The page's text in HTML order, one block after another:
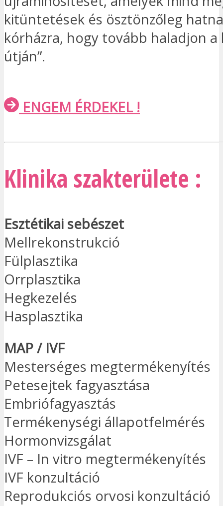
kitüntetések és ösztönzőleg
kórházra, hogy tovább haladjon a
útján”.
ENGEM ÉRDEKEL !
Klinika szakterülete :
Esztétikai sebészet
Mellrekonstrukció
Fülplasztika
Orrplasztika
Hegkezelés
Hasplasztika
MAP / IVF
Mesterséges megtermékenyítés
Petesejtek fagyasztása
Embriófagyasztás
Termékenységi állapotfelmérés
Hormonvizsgálat
IVF – In vitro megtermékenyítés
IVF konzultáció
Reprodukciós orvosi konzultáció